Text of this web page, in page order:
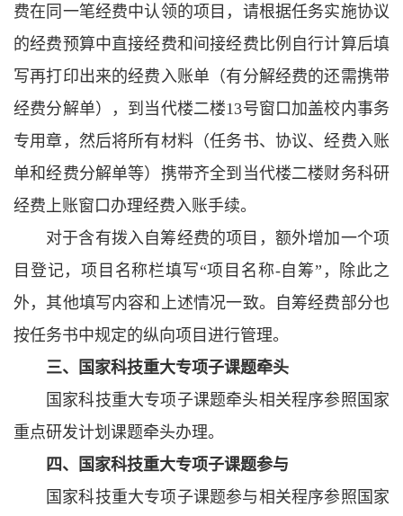
费在同一笔经费中认领的项目，请根据任务实施协议
的经费预算中直接经费和间接经费比例自行计算后填
写再打印出来的经费入账单（有分解经费的还需携带
经费分解单），到当代楼二楼13号窗口加盖校内事务
专用章，然后将所有材料（任务书、协议、经费入账
单和经费分解单等）携带齐全到当代楼二楼财务科研
经费上账窗口办理经费入账手续。
对于含有拨入自筹经费的项目，额外增加一个项
目登记，项目名称栏填写“项目名称-自筹”，除此之
外，其他填写内容和上述情况一致。自筹经费部分也
按任务书中规定的纵向项目进行管理。
三、国家科技重大专项子课题牵头
国家科技重大专项子课题牵头相关程序参照国家
重点研发计划课题牵头办理。
四、国家科技重大专项子课题参与
国家科技重大专项子课题参与相关程序参照国家